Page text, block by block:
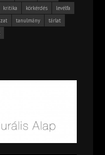
kritika körkérdés
levélfa
tanulmány
tárlat